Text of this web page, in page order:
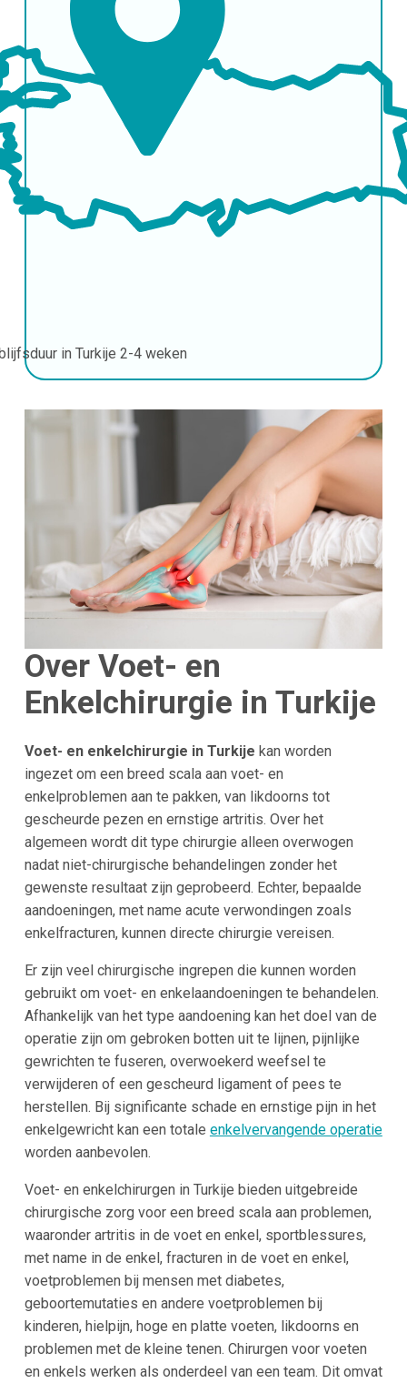
in Turkije 2-4 weken
Over Voet- en
Enkelchirurgie in Turkije
Voet- en enkelchirurgie in Turkije kan worden
ingezet om een breed scala aan voet- en
enkelproblemen aan te pakken, van likdoorns tot
gescheurde pezen en ernstige artritis. Over het
algemeen wordt dit type chirurgie alleen overwogen
nadat niet-chirurgische behandelingen zonder het
gewenste resultaat zijn geprobeerd. Echter, bepaalde
aandoeningen, met name acute verwondingen zoals
enkelfracturen, kunnen directe chirurgie vereisen.
Er zijn veel chirurgische ingrepen die kunnen worden
gebruikt om voet- en enkelaandoeningen te behandelen.
Afhankelijk van het type aandoening kan het doel van de
operatie zijn om gebroken botten uit te lijnen, pijnlijke
gewrichten te fuseren, overwoekerd weefsel te
verwijderen of een gescheurd ligament of pees te
herstellen. Bij significante schade en ernstige pijn in het
enkelgewricht kan een totale enkelvervangende operatie
worden aanbevolen.
Voet- en enkelchirurgen in Turkije bieden uitgebreide
chirurgische zorg voor een breed scala aan problemen,
waaronder artritis in de voet en enkel, sportblessures,
met name in de enkel, fracturen in de voet en enkel,
voetproblemen bij mensen met diabetes,
geboortemutaties en andere voetproblemen bij
kinderen, hielpijn, hoge en platte voeten, likdoorns en
problemen met de kleine tenen. Chirurgen voor voeten
en enkels werken als onderdeel van een team. Dit omvat